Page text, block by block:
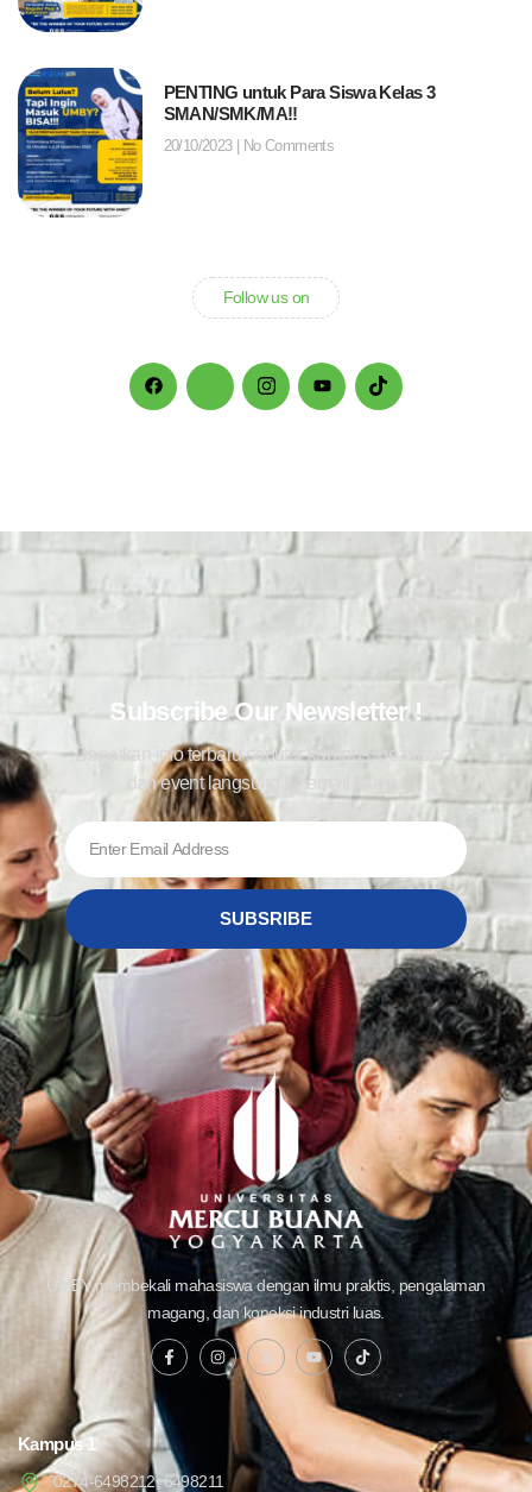
PENTING untuk Para Siswa Kelas 3
SMAN/SMK/MA!!
20/10/2023 No Comments
Follow us on
Subscribe Our Newsletter !
Dapatkan info terbaru seputar kampus, beasiswa,
dan event langsung ke email kamu !
SUBSRIBE
UMBY membekali mahasiswa dengan ilmu praktis, pengalaman
magang, dan koneksi industri luas.
Kampus 1
0274-6498212, 6498211